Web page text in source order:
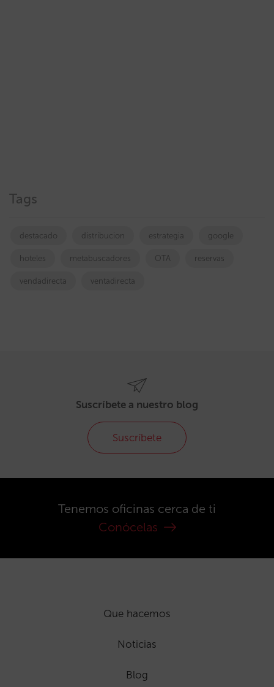
Tags
destacado distribucion estrategia google
hoteles metabuscadores OTA reservas
vendadirecta ventadirecta
Suscríbete a nuestro blog
Suscríbete
Tenemos oficinas cerca de ti
Conócelas
Que hacemos
Noticias
Blog